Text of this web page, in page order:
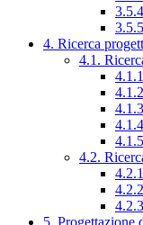
4. Ricerca
4.1.
4.2.
5. Progettazione